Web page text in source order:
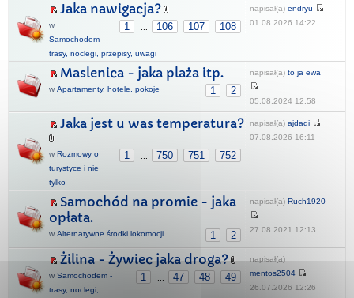
Jaka nawigacja?
1 106 107 108
w
Samochodem -
trasy, noclegi, przepisy, uwagi
napisał(a) endryu
01.08.2026 14:22
Maslenica - jaka plaża itp.
1 2
w Apartamenty, hotele, pokoje
napisał(a) to ja ewa
05.08.2024 12:58
Jaka jest u was temperatura?
1 750 751 752
w Rozmowy o
turystyce i nie
tylko
napisał(a) ajdadi
07.08.2026 16:11
Samochód na promie - jaka
opłata.
1 2
w Alternatywne środki lokomocji
napisał(a) Ruch1920
27.08.2021 12:13
Żilina - Żywiec jaka droga?
1 47 48 49
w Samochodem -
trasy, noclegi,
napisał(a)
mentos2504
26.07.2026 12:26